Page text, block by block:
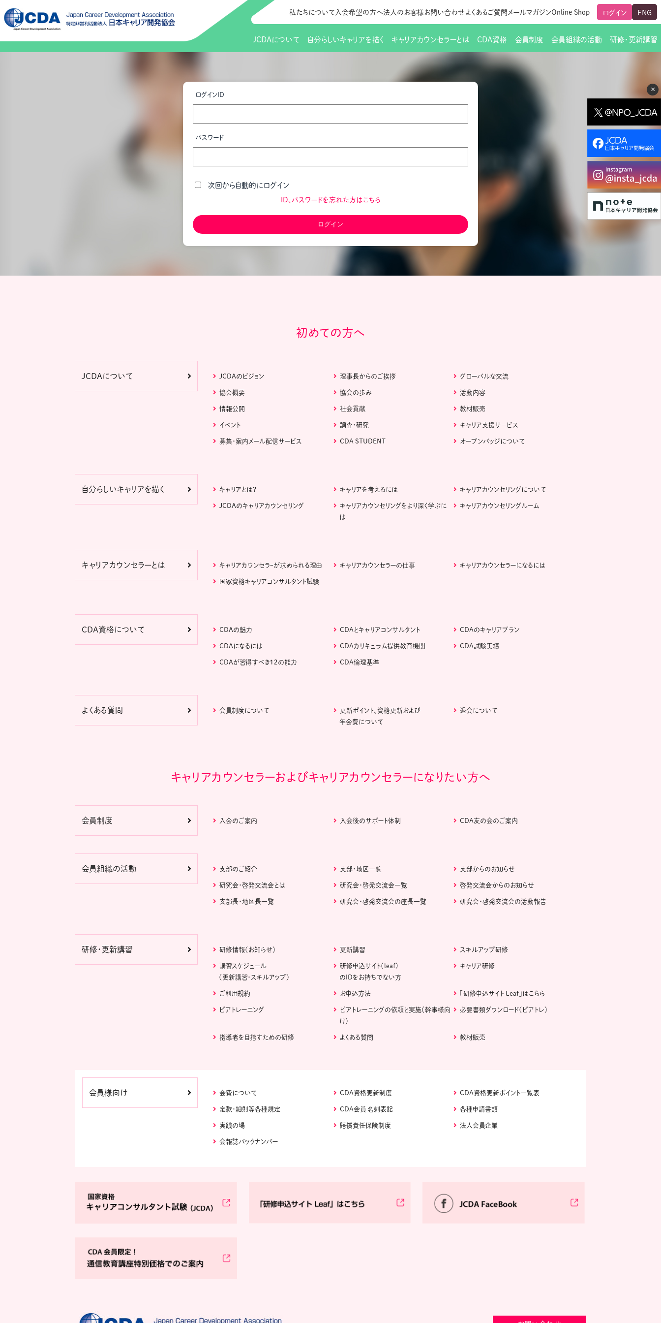
×
私たちについて 入会希望の方へ法人のお客様お問い合わせよくあるご質問 メールマガジンOnline Shop ログイン ENG
JCDAについて
理事長からのご挨拶
イベント 調査・研究 人生すごろく金の糸
キャリア支援サービス 募集・案内メール配信サービス
自分らしいキャリアを描く キャリアカウンセラーとは CDA資格 会員制度
会員向けサポート
会費について CDA資格更新制度
定款・細則等各種規定 CDA会員 名刺表記
会報誌バックナンバー
会員組織の活動
支部・地区一覧
支部長・地区長一覧 研究会・啓発交流会の座長一覧 研究会・啓発交流会の活動報告
研修・更新講習
更新講習
必要書類ダウンロード（ピアトレ）
指導者を目指すための研修
ログインID
パスワード
次回から自動的にログイン
ID、パスワードを忘れた方はこちら
初めての方へ
JCDAについて JCDAのビジョン 理事長からのご挨拶 グローバルな交流
協会概要 協会の歩み 活動内容
情報公開 社会貢献 教材販売
イベント 調査・研究 キャリア支援サービス
募集・案内メール配信サービス CDA STUDENT オープンバッジについて
自分らしいキャリアを描く キャリアとは？ キャリアを考えるには キャリアカウンセリングについて
JCDAのキャリアカウンセリング
キャリアカウンセリングをより深く学ぶに
は
キャリアカウンセリングルーム
キャリアカウンセラーとは キャリアカウンセラｰが求められる理由 キャリアカウンセラーの仕事 キャリアカウンセラーになるには
国家資格キャリアコンサルタント試験
CDA資格について CDAの魅力 CDAとキャリアコンサルタント CDAのキャリアプラン
CDAになるには CDAカリキュラム提供教育機関 CDA試験実績
CDAが習得すべき１２の能力 CDA倫理基準
よくある質問 会員制度について
更新ポイント、資格更新および
年会費について
退会について
キャリアカウンセラーおよびキャリアカウンセラーになりたい方へ
会員制度 入会のご案内 入会後のサポート体制 CDA友の会のご案内
会員組織の活動 支部のご紹介 支部・地区一覧 支部からのお知らせ
研究会・啓発交流会とは 研究会・啓発交流会一覧 啓発交流会からのお知らせ
支部長・地区長一覧 研究会・啓発交流会の座長一覧 研究会・啓発交流会の活動報告
研修・更新講習 研修情報（お知らせ） 更新講習 スキルアップ研修
講習スケジュール
（更新講習・スキルアップ）
研修申込サイト（leaf)
のIDをお持ちでない方
キャリア研修
ご利用規約 お申込方法 「研修申込サイト Leaf」はこちら
ピアトレーニング
ピアトレーニングの依頼と実施（幹事様向
け）
必要書類ダウンロード（ピアトレ）
指導者を目指すための研修 よくある質問 教材販売
会員様向け 会費について CDA資格更新制度 CDA資格更新ポイント一覧表
定款・細則等各種規定 CDA会員 名刺表記 各種申請書類
実践の場 賠償責任保険制度 法人会員企業
会報誌バックナンバー